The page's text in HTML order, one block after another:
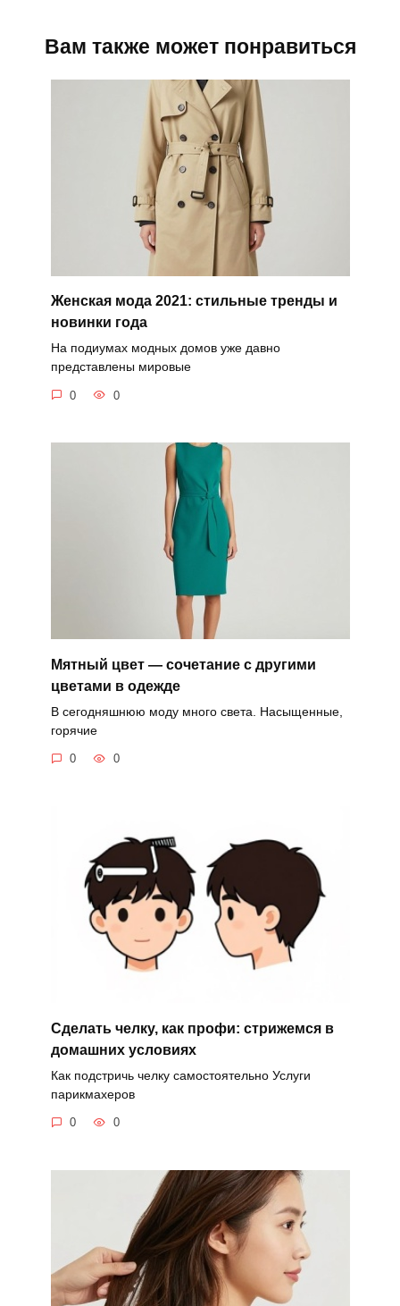
Вам также может понравиться
Женская мода 2021: стильные тренды и
новинки года
На подиумах модных домов уже давно
представлены мировые
0 0
Мятный цвет — сочетание с другими
цветами в одежде
В сегодняшнюю моду много света. Насыщенные,
горячие
0 0
Сделать челку, как профи: стрижемся в
домашних условиях
Как подстричь челку самостоятельно Услуги
парикмахеров
0 0